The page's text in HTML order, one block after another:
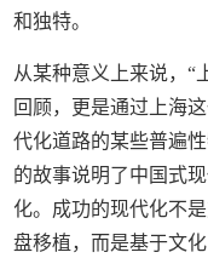
和独特。
从某种意义上来说，“
回顾，更是通过上海
代化道路的某些普遍
的故事说明了中国式
化。成功的现代化不
盘移植，而是基于文